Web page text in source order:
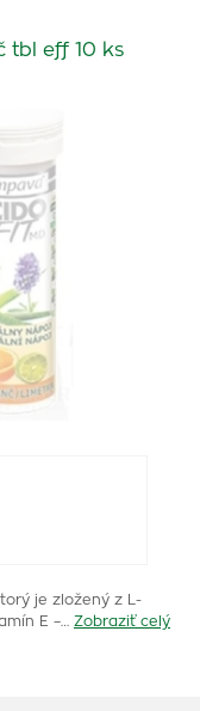
tbl eff 10 ks
je zložený z L-
E –…
Zobraziť celý